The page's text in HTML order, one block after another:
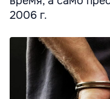
2006 г.